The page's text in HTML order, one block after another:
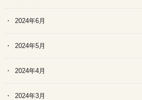
2024年6月
2024年5月
2024年4月
2024年3月